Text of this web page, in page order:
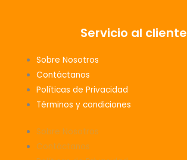
Servicio al cliente
Sobre Nosotros
Contáctanos
Políticas de Privacidad
Términos y condiciones
Sobre Nosotros
Contáctanos